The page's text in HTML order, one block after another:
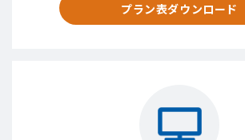
プラン表ダウンロード